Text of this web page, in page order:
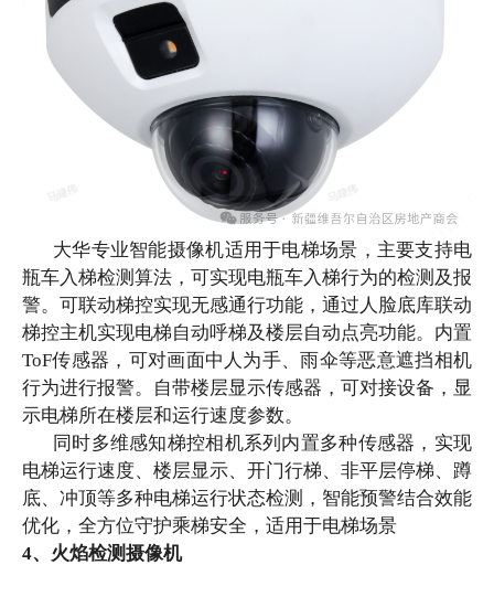
大华专业智能摄像机适用于电梯场景，主要支持电
瓶车入梯检测算法，可实现电瓶车入梯行为的检测及报
警。可联动梯控实现无感通行功能，通过人脸底库联动
梯控主机实现电梯自动呼梯及楼层自动点亮功能。内置
ToF传感器，可对画面中人为手、雨伞等恶意遮挡相机
行为进行报警。自带楼层显示传感器，可对接设备，显
示电梯所在楼层和运行速度参数。
同时多维感知梯控相机系列内置多种传感器，实现
电梯运行速度、楼层显示、开门行梯、非平层停梯、蹲
底、冲顶等多种电梯运行状态检测，智能预警结合效能
优化，全方位守护乘梯安全，适用于电梯场景
4、火焰检测摄像机